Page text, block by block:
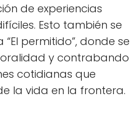
de experiencias
Esto también se
permitido”, donde se
y contrabando
cotidianas que
la vida en la frontera.